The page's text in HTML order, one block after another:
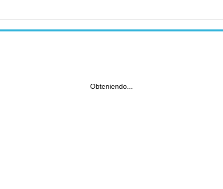
Obteniendo...